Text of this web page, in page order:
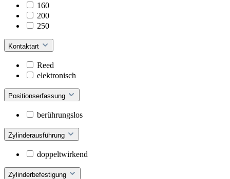
160
200
250
Kontaktart
Reed
elektronisch
Positionserfassung
berührungslos
Zylinderausführung
doppeltwirkend
Zylinderbefestigung